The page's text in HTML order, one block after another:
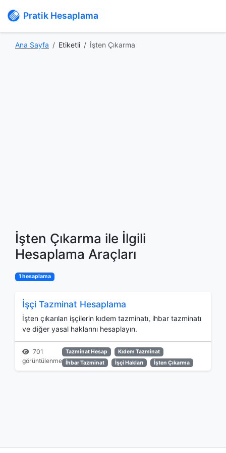
Pratik Hesaplama
Ana Sayfa Etiketli İşten Çıkarma
İşten Çıkarma ile İlgili
Hesaplama Araçları
1 hesaplama
İşçi Tazminat Hesaplama
İşten çıkarılan işçilerin kıdem tazminatı, ihbar tazminatı
ve diğer yasal haklarını hesaplayın.
701
görüntülenme
Tazminat Hesap
Kıdem Tazminat
İhbar Tazminat
İşçi Hakları İşten Çıkarma